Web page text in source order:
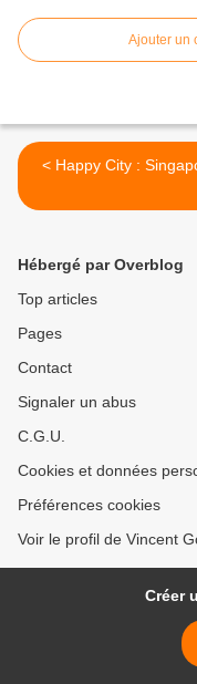
Ajouter un
< Happy City :
Hébergé par Overblog
Top articles
Pages
Contact
Signaler un abus
C.G.U.
Cookies et données
Préférences cookies
Voir le profil de Vincent
Créer